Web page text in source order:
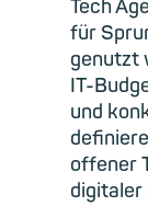
Tech
für
genutzt
IT-
und
offener